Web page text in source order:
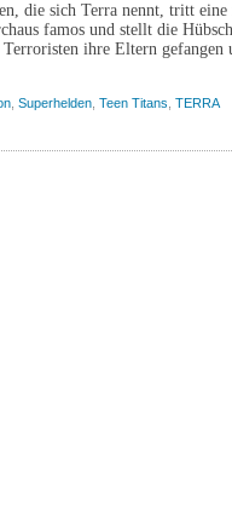
die sich Terra nennt, tritt eine
famos und stellt die
ihre Eltern gefangen
Superhelden Teen Titans TERRA